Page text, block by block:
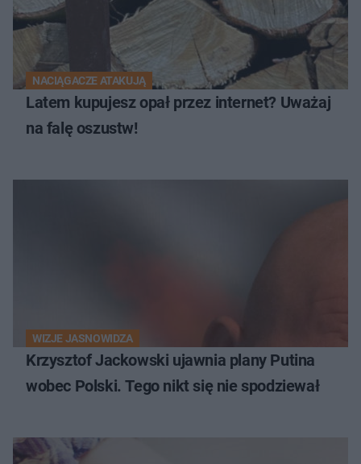
NACIĄGACZE ATAKUJĄ
Latem kupujesz opał przez internet? Uważaj
na falę oszustw!
WIZJE JASNOWIDZA
Krzysztof Jackowski ujawnia plany Putina
wobec Polski. Tego nikt się nie spodziewał